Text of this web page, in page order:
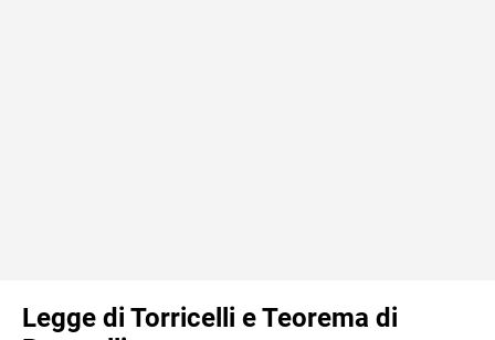
Legge di Torricelli e Teorema di